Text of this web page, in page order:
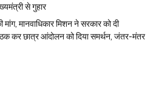
से गुहार
मांग, मानवाधिकार मिशन ने सरकार को दी
कर छात्र आंदोलन को दिया समर्थन, जंतर-मंतर